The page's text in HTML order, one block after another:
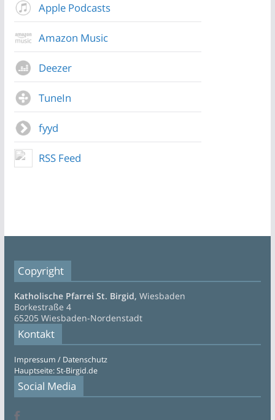
Apple Podcasts
Amazon Music
Deezer
TuneIn
fyyd
RSS Feed
Copyright
Katholische Pfarrei St. Birgid, Wiesbaden
Borkestraße 4
65205 Wiesbaden-Nordenstadt
Kontakt
Impressum / Datenschutz
Hauptseite: St-Birgid.de
Social Media